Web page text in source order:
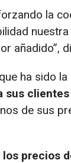
la
añadido”,
ha sido
sus
de sus
precios